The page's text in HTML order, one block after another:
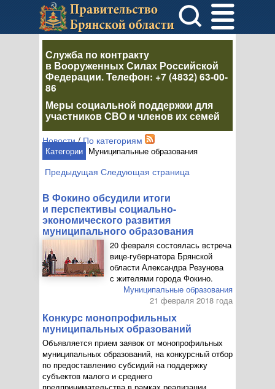
Служба по контракту
в Вооруженных Силах Российской
Федерации. Телефон: +7 (4832) 63-00-
86
Меры социальной поддержки для
участников СВО и членов их семей
Новости/По категориям
Категории Муниципальные образования
Предыдущая Следующая страница
В Фокино обсудили итоги
и перспективы социально-
экономического развития
муниципального образования
20 февраля состоялась встреча
вице-губернатораБрянской
области Александра Резунова
с жителями города Фокино.
Муниципальные образования
21 февраля 2018 года
Конкурс монопрофильных
муниципальных образований
Объявляется прием заявок от монопрофильных
муниципальных образований, на конкурсный отбор
по предоставлению субсидий на поддержку
субъектов малого и среднего